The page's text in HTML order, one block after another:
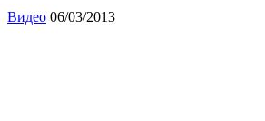
Видео 06/03/2013